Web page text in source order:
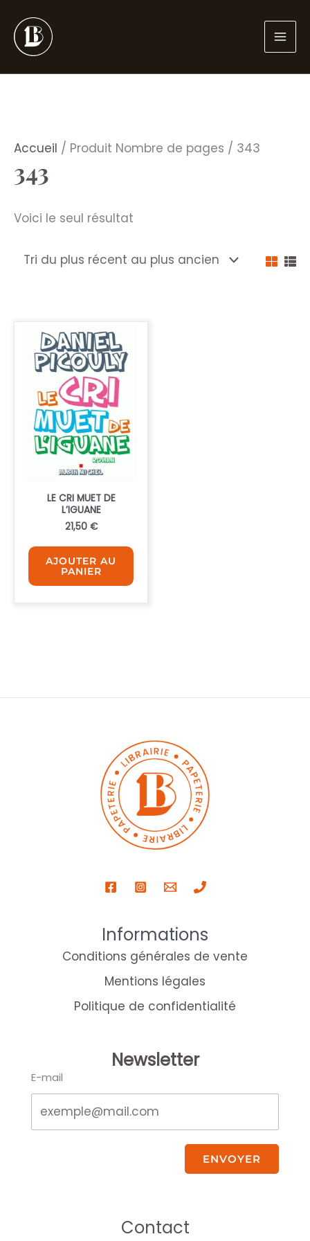
au
contenu
Accueil / Produit Nombre de pages / 343
343
Voici le seul résultat
LE CRI MUET DE
L’IGUANE
21,50 €
AJOUTER AU
PANIER
Informations
Conditions générales de vente
Mentions légales
Politique de confidentialité
Newsletter
E-mail
ENVOYER
Contact